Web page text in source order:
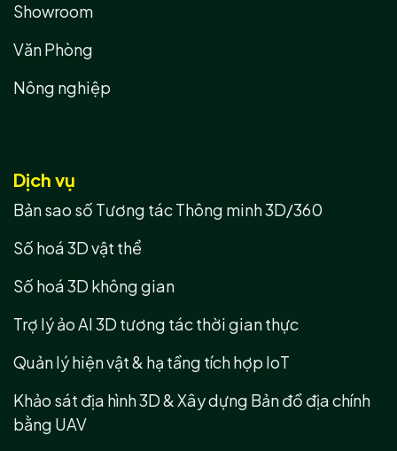
Showroom
Văn Phòng
Nông nghiệp
Dịch vụ
Bản sao số Tương tác Thông minh 3D/360
Số hoá 3D vật thể
Số hoá 3D không gian
Trợ lý ảo AI 3D tương tác thời gian thực
Quản lý hiện vật & hạ tầng tích hợp IoT
Khảo sát địa hình 3D & Xây dựng Bản đồ địa chính
bằng UAV